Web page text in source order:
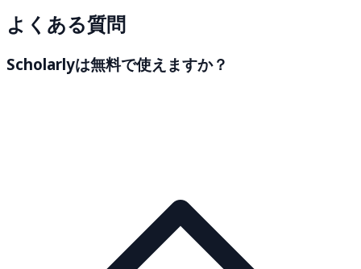
よくある質問
Scholarlyは無料で使えますか？